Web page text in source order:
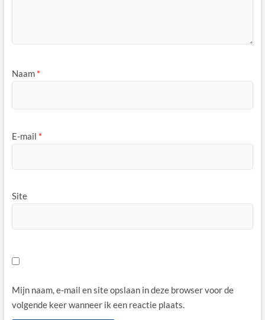
Naam *
E-mail *
Site
Mijn naam, e-mail en site opslaan in deze browser voor de
volgende keer wanneer ik een reactie plaats.